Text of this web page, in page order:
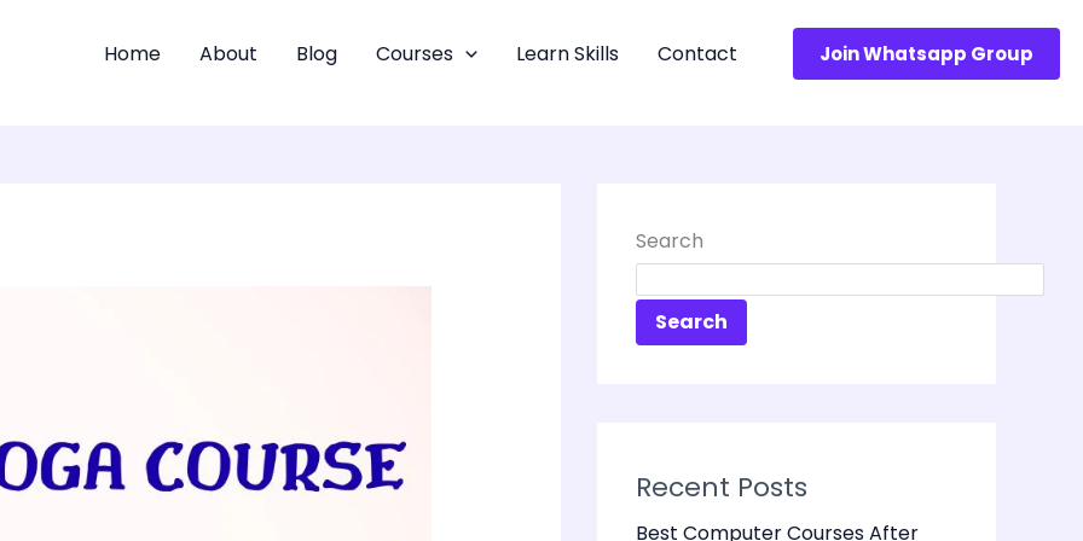
Home About Blog Courses Learn Skills Contact Join Whatsapp Group
Search
Search
Recent Posts
Best Computer Courses After